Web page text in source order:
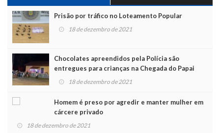
Prisão por tráfico no Loteamento Popular
18 de dezembro de 2021
Chocolates apreendidos pela Polícia são
entregues para crianças na Chegada do Papai
Noel
18 de dezembro de 2021
Homem é preso por agredir e manter mulher em
cárcere privado
18 de dezembro de 2021